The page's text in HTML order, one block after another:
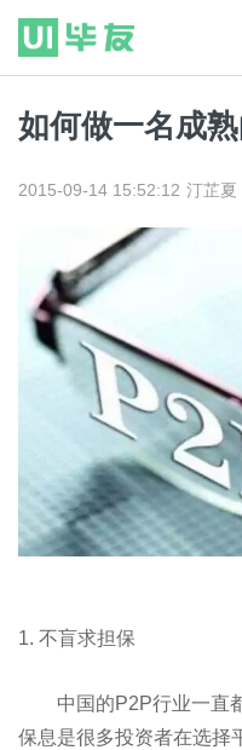
如何做一名成
2015-09-14 15:52:12 汀芷夏
1. 不盲求担保
中国的P2P行业一直都
保息是很多投资者在选择